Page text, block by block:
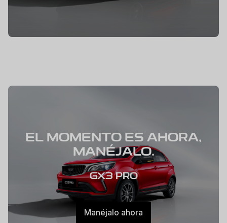
EL MOMENTO ES AHORA,
MANÉJALO.
GX3 PRO
Manéjalo ahora